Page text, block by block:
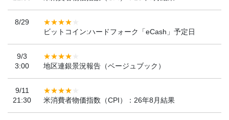
8/29
ビットコイン:ハードフォーク「eCash」予定日
9/3
3:00
地区連銀景況報告（ベージュブック）
9/11
21:30
米消費者物価指数（CPI）：26年8月結果